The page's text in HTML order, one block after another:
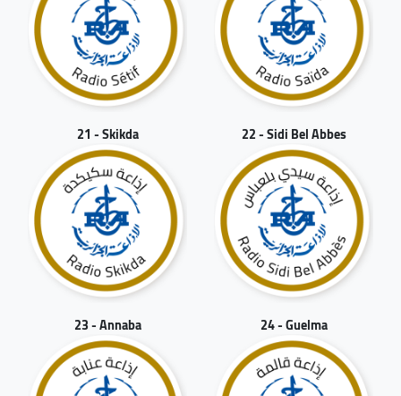
21 - Skikda 22 - Sidi Bel Abbes
23 - Annaba 24 - Guelma